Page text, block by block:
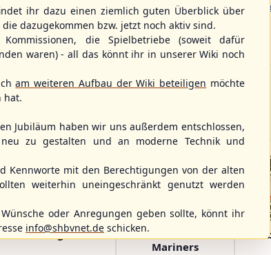
(€) Box-Score
vs. Israel
European
B Pool 2026 - Group
12:00 Uhr(€) Box-
Poland vs. Sweden
U-23 Baseball European
Championship B Pool 2026 - Group
Germany
Flensburg Baltics
Greifswald Baltic
Mariners
ihr dazu einen ziemlich guten Überblick über
dazugekommen bzw. jetzt noch aktiv sind.
Kommissionen, die Spielbetriebe (soweit dafür
waren) - all das könnt ihr in unserer Wiki noch
am weiteren Aufbau der Wiki beteiligen möchte
hat.
Jubiläum haben wir uns außerdem entschlossen,
zu gestalten und an moderne Technik und
Kennworte mit den Berechtigungen von der alten
weiterhin uneingeschränkt genutzt werden
oder Anregungen geben sollte, könnt ihr
info@shbvnet.de schicken.